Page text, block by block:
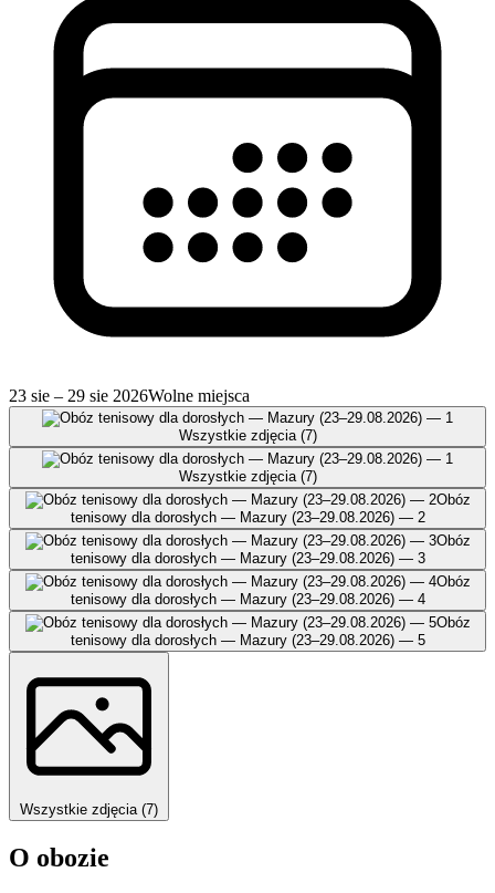
23 sie – 29 sie 2026Wolne miejsca
Wszystkie zdjęcia (7)
Wszystkie zdjęcia (7)
Obóz
tenisowy dla dorosłych — Mazury (23–29.08.2026) — 2
Obóz
tenisowy dla dorosłych — Mazury (23–29.08.2026) — 3
Obóz
tenisowy dla dorosłych — Mazury (23–29.08.2026) — 4
Obóz
tenisowy dla dorosłych — Mazury (23–29.08.2026) — 5
Wszystkie zdjęcia (7)
O obozie